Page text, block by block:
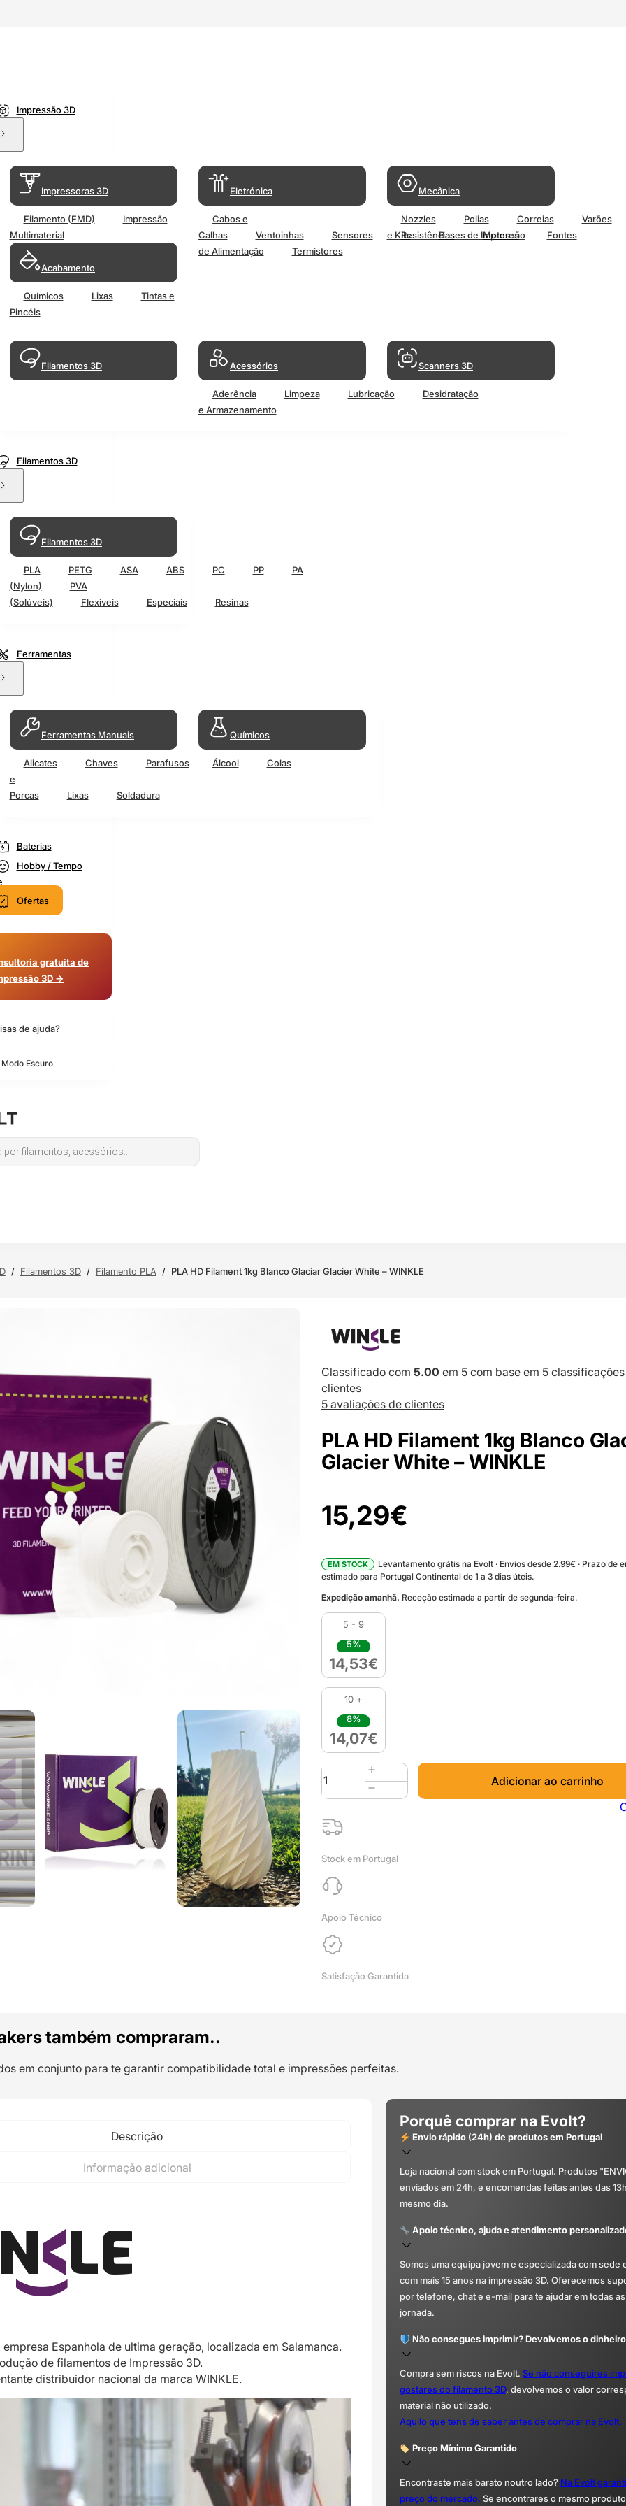
Impressão 3D
Impressoras 3D
Filamento (FMD)
Impressão
Multimaterial
Acabamento
Químicos Lixas
Tintas e
Pincéis
Eletrónica
Cabos e
Calhas
Ventoinhas Sensores Resistências Motores
Fontes
de Alimentação
Termistores
Mecânica
Nozzles Polias Correias
Varões
e Kits
Bases de Impressão
Filamentos 3D Acessórios
Aderência Limpeza Lubricação
Desidratação
e Armazenamento
Scanners 3D
Filamentos 3D
Filamentos 3D
PLA PETG ASA ABS PC PP
PA
(Nylon)
PVA
(Solúveis)
Flexiveis Especiais Resinas
Ferramentas
Ferramentas Manuais
Alicates Chaves
Parafusos
e
Porcas
Lixas Soldadura
Químicos
Álcool Colas
Baterias
Hobby / Tempo
Ofertas
gratuita de
3D →
de ajuda?
Escuro
/ Filamentos 3D / Filamento PLA / PLA HD Filament 1kg Blanco Glaciar Glacier White – WINKLE
Classificado com 5.00 em 5 com base em 5
clientes
5 avaliações de clientes
PLA HD Filament 1kg Blanco
Glacier White – WINKLE
15,29€
EM STOCK
Levantamento grátis na Evolt · Envios desde 2.99€ · Prazo de
estimado para Portugal Continental de 1 a 3 dias úteis.
Expedição amanhã. Receção estimada a partir de segunda-feira.
5 - 9
5%
14,53€
10 +
8%
14,07€
Quantidade
de
PLA
HD
Filament
Blanco
Glaciar
Glacier
White
WINKLE
Adicionar ao carrinho
Stock em Portugal
Apoio Técnico
Satisfação Garantida
também compraram..
em conjunto para te garantir compatibilidade total e impressões perfeitas.
Descrição
Informação adicional
empresa Espanhola de ultima geração, localizada em Salamanca.
de filamentos de Impressão 3D.
distribuidor nacional da marca WINKLE.
Porquê comprar na Evolt?
Envio rápido (24h) de produtos em Portugal
Loja nacional com stock em Portugal. Produtos
enviados em 24h, e encomendas feitas antes das
mesmo dia.
Apoio técnico, ajuda e atendimento
Somos uma equipa jovem e especializada com sede
com mais 15 anos na impressão 3D. Oferecemos
por telefone, chat e e-mail para te ajudar em todas
jornada.
Não consegues imprimir? Devolvemos o
Compra sem riscos na Evolt. Se não conseguires
gostares do filamento 3D, devolvemos o valor
material não utilizado.
Aquilo que tens de saber antes de comprar na Evolt.
Preço Mínimo Garantido
Encontraste mais barato noutro lado? Na Evolt
preço do mercado. Se encontrares o mesmo